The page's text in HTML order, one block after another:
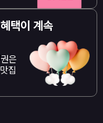
택이 계속
은
집